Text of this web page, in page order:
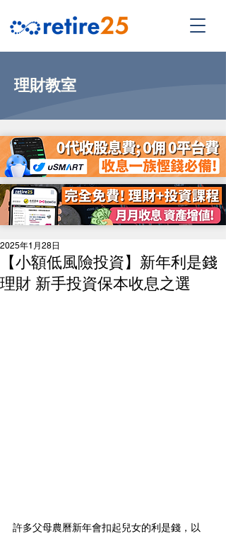
理財教室
【小額低風險投資】新年利是錢
理財 新手投資保本收息之選
2025年1月28日
許多父母農曆新年會扣起兒女的利是錢，以